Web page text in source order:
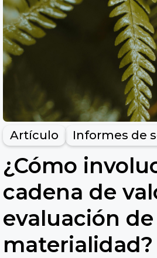
Artículo Informes de
¿Cómo
cadena de
evaluación
materialidad?